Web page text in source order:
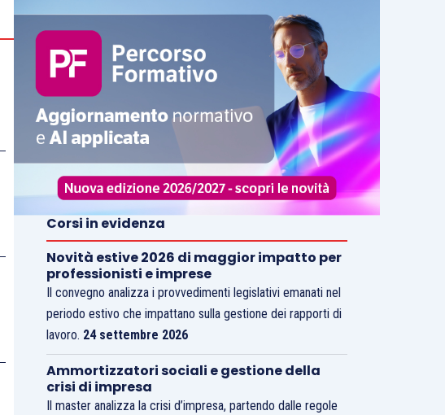
Corsi in evidenza
Novità estive 2026 di maggior impatto per
professionisti e imprese
Il convegno analizza i provvedimenti legislativi emanati nel
periodo estivo che impattano sulla gestione dei rapporti di
lavoro. 24 settembre 2026
Ammortizzatori sociali e gestione della
crisi di impresa
Il master analizza la crisi d’impresa, partendo dalle regole